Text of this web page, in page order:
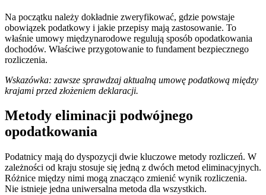
Na początku należy dokładnie zweryfikować, gdzie powstaje
obowiązek podatkowy i jakie przepisy mają zastosowanie. To
właśnie umowy międzynarodowe regulują sposób opodatkowania
dochodów. Właściwe przygotowanie to fundament bezpiecznego
rozliczenia.
Wskazówka: zawsze sprawdzaj aktualną umowę podatkową między
krajami przed złożeniem deklaracji.
Metody eliminacji podwójnego
opodatkowania
Podatnicy mają do dyspozycji dwie kluczowe metody rozliczeń. W
zależności od kraju stosuje się jedną z dwóch metod eliminacyjnych.
Różnice między nimi mogą znacząco zmienić wynik rozliczenia.
Nie istnieje jedna uniwersalna metoda dla wszystkich.